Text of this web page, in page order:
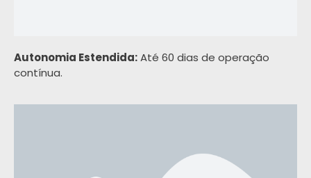
Autonomia Estendida:Até 60 dias de operação
contínua.